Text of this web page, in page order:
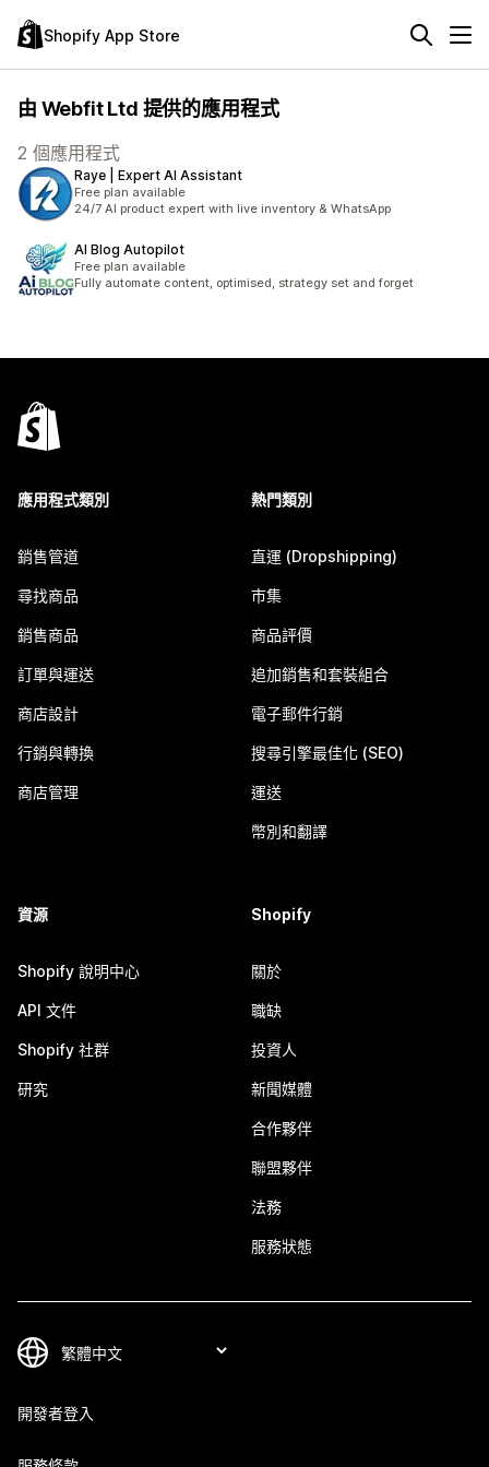
Shopify App Store
由 Webfit Ltd 提供的應用程式
2 個應用程式
Raye | Expert AI Assistant
Free plan available
24/7 AI product expert with live inventory & WhatsApp
AI Blog Autopilot
Free plan available
Fully automate content, optimised, strategy set and forget
應用程式類別
銷售管道
尋找商品
銷售商品
訂單與運送
商店設計
行銷與轉換
商店管理
熱門類別
直運 (Dropshipping)
市集
商品評價
追加銷售和套裝組合
電子郵件行銷
搜尋引擎最佳化 (SEO)
運送
幣別和翻譯
資源
Shopify 說明中心
API 文件
Shopify 社群
研究
Shopify
關於
職缺
投資人
新聞媒體
合作夥伴
聯盟夥伴
法務
服務狀態
開發者登入